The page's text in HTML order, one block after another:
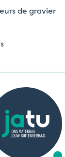
de gravier